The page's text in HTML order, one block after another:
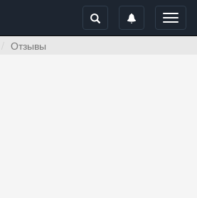
Отзывы